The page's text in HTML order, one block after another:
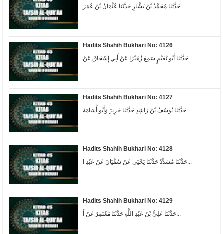
حَدَّثَنَا مُحَمَّدُ بْنُ بَشَّارٍ حَدَّثَنَا عُثْمَانُ بْنُ عُمَرَ ...
Hadits Shahih Bukhari No: 4126
حَدَّثَنَا أَبُو نُعَيْمٍ سَمِعَ زُهَيْرًا عَنْ أَبِي إِسْحَاقَ عَنْ...
Hadits Shahih Bukhari No: 4127
حَدَّثَنَا يُوسُفُ بْنُ رَاشِدٍ حَدَّثَنَا جَرِيرٌ وَأَبُو أُسَامَةَ...
Hadits Shahih Bukhari No: 4128
حَدَّثَنَا مُسَدَّدٌ حَدَّثَنَا يَحْيَى عَنْ سُفْيَانَ عَنْ عَبْدِ ا...
Hadits Shahih Bukhari No: 4129